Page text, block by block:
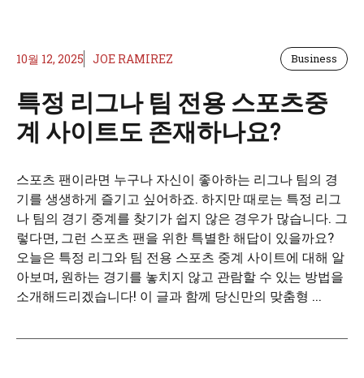
10월 12, 2025 JOE RAMIREZ Business
특정 리그나 팀 전용 스포츠중
계 사이트도 존재하나요?
스포츠 팬이라면 누구나 자신이 좋아하는 리그나 팀의 경
기를 생생하게 즐기고 싶어하죠. 하지만 때로는 특정 리그
나 팀의 경기 중계를 찾기가 쉽지 않은 경우가 많습니다. 그
렇다면, 그런 스포츠 팬을 위한 특별한 해답이 있을까요?
오늘은 특정 리그와 팀 전용 스포츠 중계 사이트에 대해 알
아보며, 원하는 경기를 놓치지 않고 관람할 수 있는 방법을
소개해드리겠습니다! 이 글과 함께 당신만의 맞춤형 ...